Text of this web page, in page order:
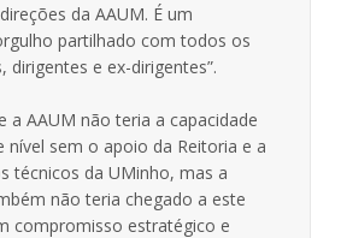
da AAUM. É um
partilhado com todos os
dirigentes e ex-dirigentes”.
a AAUM não teria a capacidade
nível sem o apoio da Reitoria e a
técnicos da UMinho, mas a
não teria chegado a este
compromisso estratégico e